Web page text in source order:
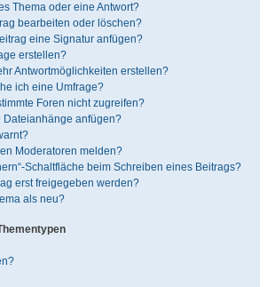
Thema oder eine Antwort?
bearbeiten oder löschen?
eine Signatur anfügen?
erstellen?
Antwortmöglichkeiten erstellen?
ich eine Umfrage?
Foren nicht zugreifen?
anfügen?
Moderatoren melden?
Schaltfläche beim Schreiben eines Beitrags?
erst freigegeben werden?
als neu?